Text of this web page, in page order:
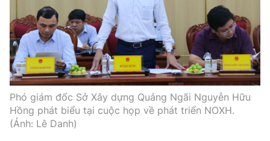
Nguyễn Sơn Tùng, Nguyễn Đức Thắng,
La Đức Hùng
Giấy phép số 02/GP-BC, cấp ngày 22/4/2025.
Chuyên trang của Báo Xây dựng
Hotline:
0901 514 799
Quảng cáo và Phát hành:
0915 057 282
Email: bandoc@baoxaydung.vn
Phó giám đốc Sở Xây dựng Quảng Ngãi Nguyễn Hữu
Hồng phát biểu tại cuộc họp về phát triển NOXH.
(Ảnh: Lê Danh)